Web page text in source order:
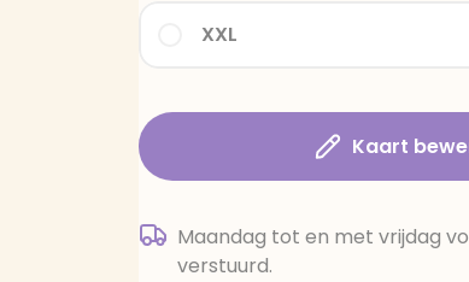
XXL
Kaart
Maandag tot en met vrijdag
verstuurd.